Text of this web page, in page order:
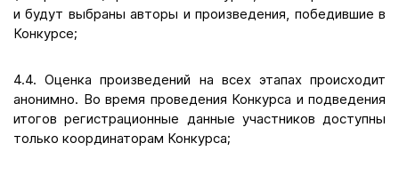
и будут выбраны авторы и произведения, победившие в
Конкурсе;
4.4. Оценка произведений на всех этапах происходит
анонимно. Во время проведения Конкурса и подведения
итогов регистрационные данные участников доступны
только координаторам Конкурса;